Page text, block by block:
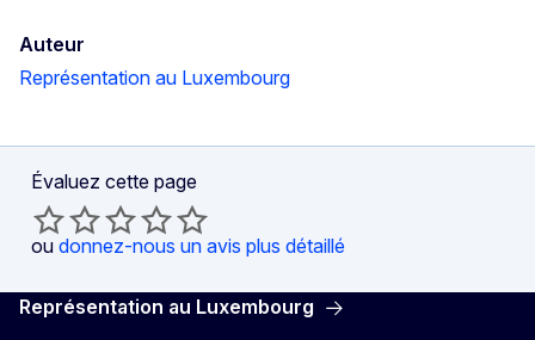
Auteur
Représentation au Luxembourg
Évaluez cette page
ou donnez-nous un avis plus détaillé
Représentation au Luxembourg